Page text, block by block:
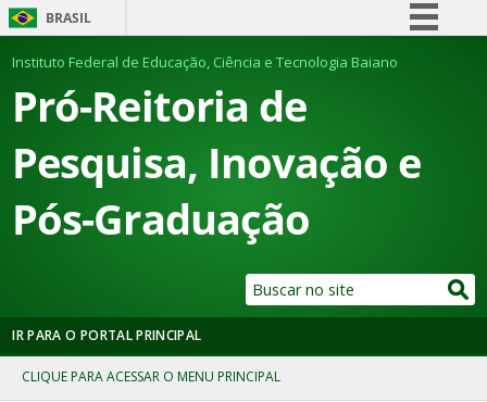
BRASIL
Simplifique!
Acesso à informação
Legislação
Instituto Federal de Educação, Ciência e Tecnologia Baiano
Pró-Reitoria de
Pesquisa, Inovação e
Pós-Graduação
IR PARA O PORTAL PRINCIPAL